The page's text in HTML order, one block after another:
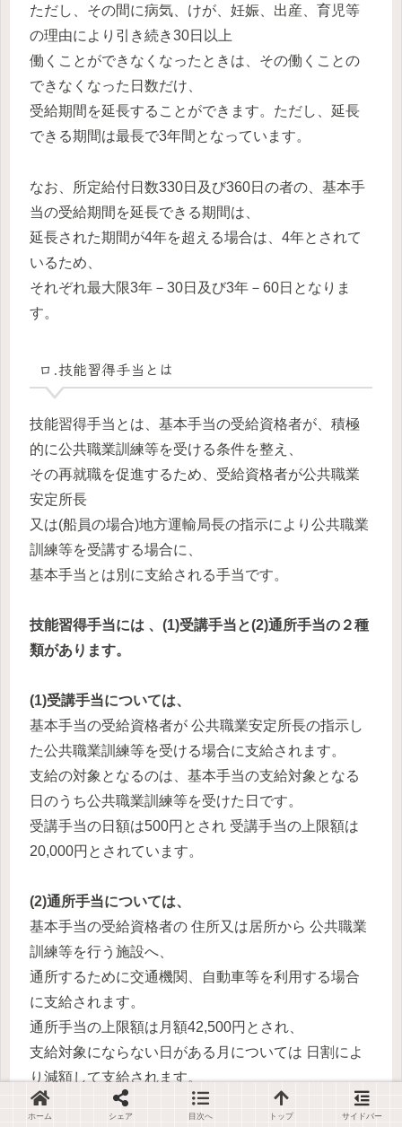
ただし、その間に病気、けが、妊娠、出産、育児等
の理由により引き続き30日以上
働くことができなくなったときは、その働くことの
できなくなった日数だけ、
受給期間を延長することができます。ただし、延長
できる期間は最長で3年間となっています。
なお、所定給付日数330日及び360日の者の、基本手
当の受給期間を延長できる期間は、
延長された期間が4年を超える場合は、4年とされて
いるため、
それぞれ最大限3年－30日及び3年－60日となりま
す。
ロ.技能習得手当とは
技能習得手当とは、基本手当の受給資格者が、積極
的に公共職業訓練等を受ける条件を整え、
その再就職を促進するため、受給資格者が公共職業
安定所長
又は(船員の場合)地方運輸局長の指示により公共職業
訓練等を受講する場合に、
基本手当とは別に支給される手当です。
技能習得手当には 、(1)受講手当と(2)通所手当の２種
類があります。
(1)受講手当については、
基本手当の受給資格者が 公共職業安定所長の指示し
た公共職業訓練等を受ける場合に支給されます。
支給の対象となるのは、基本手当の支給対象となる
日のうち公共職業訓練等を受けた日です。
受講手当の日額は500円とされ 受講手当の上限額は
20,000円とされています。
(2)通所手当については、
基本手当の受給資格者の 住所又は居所から 公共職業
訓練等を行う施設へ、
通所するために交通機関、自動車等を利用する場合
に支給されます。
通所手当の上限額は月額42,500円とされ、
支給対象にならない日がある月については 日割によ
り減額して支給されます。
ホーム シェア 目次へ トップ サイドバー